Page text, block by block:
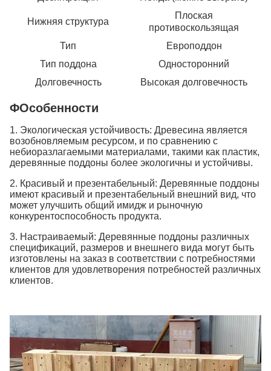
Нижняя структура
Плоская
противоскользящая
Тип
Европоддон
Тип поддона
Односторонний
Долговечность
Высокая долговечность
ΦОсобенности
1. Экологическая устойчивость: Древесина является
возобновляемым ресурсом, и по сравнению с
небиоразлагаемыми материалами, такими как пластик,
деревянные поддоны более экологичны и устойчивы.
2. Красивый и презентабельный: Деревянные поддоны
имеют красивый и презентабельный внешний вид, что
может улучшить общий имидж и рыночную
конкурентоспособность продукта.
3. Настраиваемый: Деревянные поддоны различных
спецификаций, размеров и внешнего вида могут быть
изготовлены на заказ в соответствии с потребностями
клиентов для удовлетворения потребностей различных
клиентов.